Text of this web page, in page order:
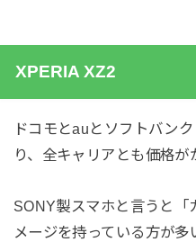
XPERIA XZ2
ドコモとauとソフトバン
り、全キャリアとも価格が
SONY製スマホと言うと「
メージを持っている方が